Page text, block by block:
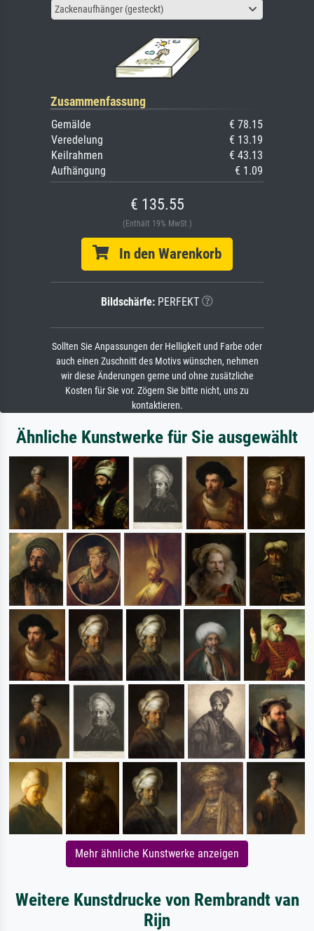
Zackenaufhänger (gesteckt)
Zusammenfassung
Gemälde
€ 78.15
Veredelung
€ 13.19
Keilrahmen
€ 43.13
Aufhängung
€ 1.09
€ 135.55
(Enthält 19% MwSt.)
In den Warenkorb
Bildschärfe: PERFEKT
Sollten Sie Anpassungen der Helligkeit und Farbe oder
auch einen Zuschnitt des Motivs wünschen, nehmen
wir diese Änderungen gerne und ohne zusätzliche
Kosten für Sie vor. Zögern Sie bitte nicht, uns zu
kontaktieren.
Ähnliche Kunstwerke für Sie ausgewählt
Mehr ähnliche Kunstwerke anzeigen
Weitere Kunstdrucke von Rembrandt van
Rijn